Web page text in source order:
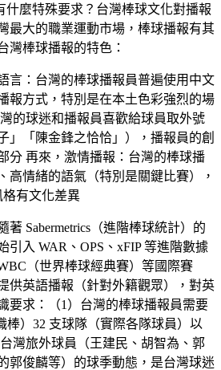
什麼特殊要求？台灣棒球文化對播報
最大的職業運動市場，棒球播報有其
灣棒球播報的特色：
言 ：台灣的棒球播報員普遍使用中文
報方式，特別是在本土色彩強烈的場
灣的球迷和播報員喜歡給球員取外號
」「陳金鋒之恰恰」），播報員的創
分 再來， 激情播報 ：台灣的棒球播
高情緒的語氣（特別是關鍵比賽），
格有文化差異
著 Sabermetrics（進階棒球統計）的
引入 WAR、OPS、xFIP 等進階數據
（世界棒球經典賽）等國際賽
供英語播報（針對外籍觀眾），對英
要求：（1）台灣的棒球播報員需要
棒）32 支球隊（實際各隊球員）以
灣旅外球員（王建民、胡智為、郭
郭俊麟等）的球季動態，是台灣球迷